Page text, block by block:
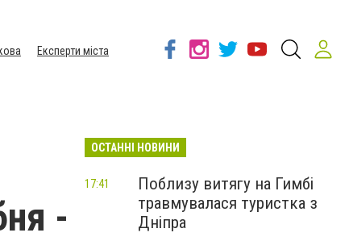
Експерти міста
-
ОСТАННІ НОВИНИ
Поблизу витягу на Гимбі
травмувалася туристка з
Дніпра
17:41